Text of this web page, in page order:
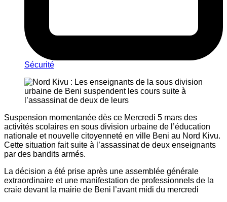
Sécurité
Suspension momentanée dès ce Mercredi 5 mars des
activités scolaires en sous division urbaine de l’éducation
nationale et nouvelle citoyenneté en ville Beni au Nord Kivu.
Cette situation fait suite à l’assassinat de deux enseignants
par des bandits armés.
La décision a été prise après une assemblée générale
extraordinaire et une manifestation de professionnels de la
craie devant la mairie de Beni l’avant midi du mercredi